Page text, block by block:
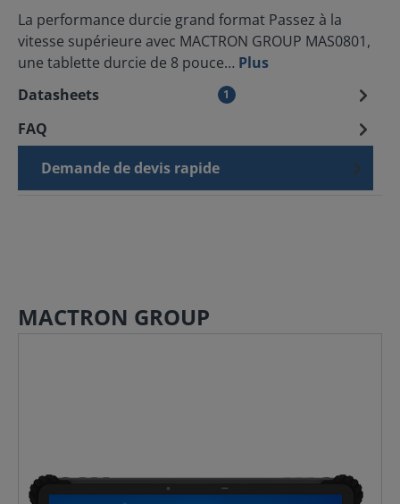
La performance durcie grand format Passez à la
vitesse supérieure avec MACTRON GROUP MAS0801,
une tablette durcie de 8 pouce… Plus
Datasheets
1
FAQ
Demande de devis rapide
MACTRON GROUP